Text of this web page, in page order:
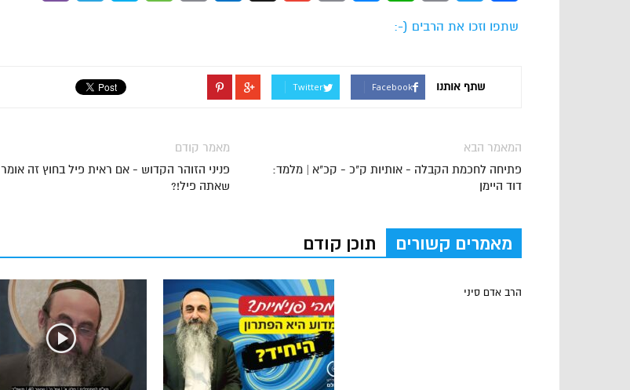
שתפו וזכו את הרבים (-:
שתף אותנו Facebook
Twitter
מאמר קודם
פניני הזוהר הקדוש - אם ראית פיל בחוץ זה אומר
שאתה פיל!?
המאמר הבא
פתיחה לחכמת הקבלה - אותיות ק"כ - קכ"א | מלמד:
דוד היימן
מאמרים קשורים תוכן קודם
הרב אדם סיני